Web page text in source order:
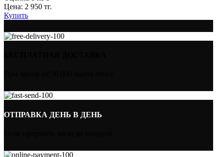
Цена: 2 950 тг.
Купить
ОТПРАВКА ДЕНЬ В ДЕНЬ